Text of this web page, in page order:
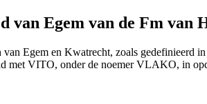
van Egem van de Fm
van Egem en Kwatrecht, zoals
met VITO, onder de noemer VLAKO, in